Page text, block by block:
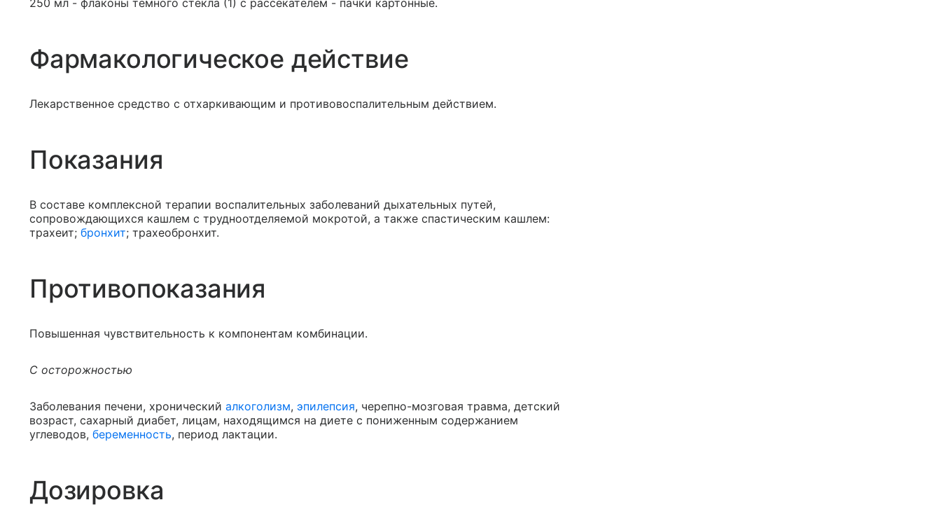
250 мл - флаконы темного стекла (1) с рассекателем - пачки картонные.
Фармакологическое действие
Лекарственное средство с отхаркивающим и противовоспалительным действием.
Показания
В составе комплексной терапии воспалительных заболеваний дыхательных путей,
сопровождающихся кашлем с трудноотделяемой мокротой, а также спастическим кашлем:
трахеит; бронхит; трахеобронхит.
Противопоказания
Повышенная чувствительность к компонентам комбинации.
С осторожностью
Заболевания печени, хронический алкоголизм, эпилепсия, черепно-мозговая травма, детский
возраст, сахарный диабет, лицам, находящимся на диете с пониженным содержанием
углеводов, беременность, период лактации.
Дозировка